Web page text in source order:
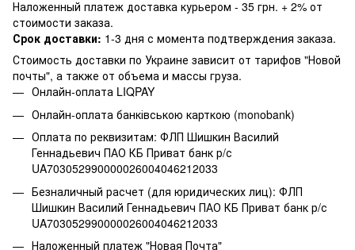
Наложенный платеж доставка курьером - 35 грн. + 2% от
стоимости заказа.
Срок доставки: 1-3 дня с момента подтверждения заказа.
Стоимость доставки по Украине зависит от тарифов "Новой
почты", а также от объема и массы груза.
Онлайн-оплата LIQPAY
Онлайн-оплата банківською карткою (monobank)
Оплата по реквизитам: ФЛП Шишкин Василий
Геннадьевич ПАО КБ Приват банк р/с
UA703052990000026004046212033
Безналичный расчет (для юридических лиц): ФЛП
Шишкин Василий Геннадьевич ПАО КБ Приват банк р/с
UA703052990000026004046212033
Наложенный платеж "Новая Почта"